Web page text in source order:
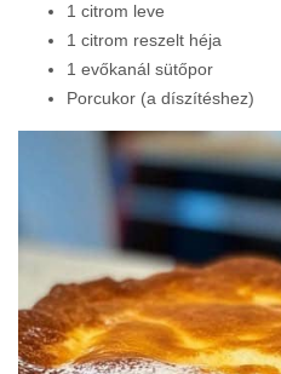
1 citrom leve
1 citrom reszelt héja
1 evőkanál sütőpor
Porcukor (a díszítéshez)